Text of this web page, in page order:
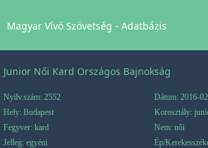
Magyar Vívó Szövetség - Adatbázis
Junior Női Kard Országos Bajnokság
Nyilv.szám: 2552
Dátum: 2016-
Hely: Budapest
Korosztály:
Fegyver: kard
Nem: női
Jelleg: egyéni
Ép/